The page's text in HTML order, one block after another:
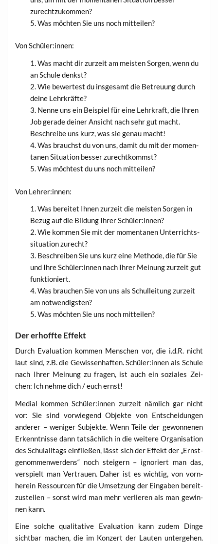
zurechtzukommen?
Was möch­ten Sie uns noch mitteilen?
Von Schüler:innen:
Was macht dir zur­zeit am meis­ten Sor­gen, wenn du
an Schu­le denkst?
Wie bewer­test du ins­ge­samt die Betreu­ung durch
dei­ne Lehrkräfte?
Nen­ne uns ein Bei­spiel für eine Lehr­kraft, die Ihren
Job gera­de dei­ner Ansicht nach sehr gut macht.
Beschrei­be uns kurz, was sie genau macht!
Was brauchst du von uns, damit du mit der momen­
ta­nen Situa­ti­on bes­ser zurechtkommst?
Was möch­test du uns noch mitteilen?
Von Lehrer:innen:
Was berei­tet Ihnen zur­zeit die meis­ten Sor­gen in
Bezug auf die Bil­dung Ihrer Schüler:innen?
Wie kom­men Sie mit der momen­ta­nen Unter­richts­
si­tua­ti­on zurecht?
Beschrei­ben Sie uns kurz eine Metho­de, die für Sie
und Ihre Schüler:innen nach Ihrer Mei­nung zur­zeit gut
funktioniert.
Was brau­chen Sie von uns als Schul­lei­tung zur­zeit
am notwendigsten?
Was möch­ten Sie uns noch mitteilen?
Der erhoffte Effekt
Durch Eva­lua­ti­on kom­men Men­schen vor, die i.d.R. nicht
laut sind, z.B. die Gewis­sen­haf­ten. Schüler:innen als Schu­le
nach Ihrer Mei­nung zu fra­gen, ist auch ein sozia­les Zei­
chen: Ich neh­me dich / euch ernst!
Medi­al kom­men Schüler:innen zur­zeit näm­lich gar nicht
vor: Sie sind vor­wie­gend Objek­te von Ent­schei­dun­gen
ande­rer – weni­ger Sub­jek­te. Wenn Tei­le der gewon­ne­nen
Erkennt­nis­se dann tat­säch­lich in die wei­te­re Orga­ni­sa­ti­on
des Schul­all­tags ein­flie­ßen, lässt sich der Effekt der „Ernst­
ge­nom­men­wer­dens“ noch stei­gern – igno­riert man das,
ver­spielt man Ver­trau­en. Daher ist es wich­tig, von vorn­
her­ein Res­sour­cen für die Umset­zung der Ein­ga­ben bereit­
zu­stel­len – sonst wird man mehr ver­lie­ren als man gewin­
nen kann.
Eine sol­che qua­li­ta­ti­ve Eva­lua­ti­on kann zudem Din­ge
sicht­bar machen, die im Kon­zert der Lau­ten unter­ge­hen.